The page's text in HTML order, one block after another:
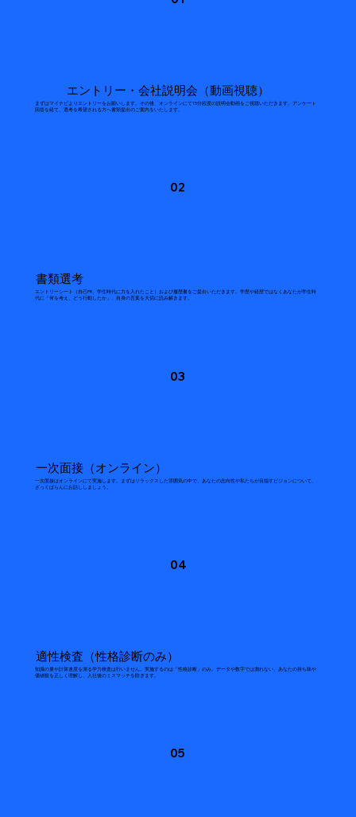
エントリー・会社説明会（動画視聴）
まずはマイナビよりエントリーをお願いします。その後、オンラインにて15分程度の説明会動画をご視聴いただきます。アンケート
回答を経て、選考を希望される方へ書類提出のご案内をいたします。
02
書類選考
エントリーシート（自己PR、学生時代に力を入れたこと）および履歴書をご提出いただきます。学歴や経歴ではなくあなたが学生時
代に「何を考え、どう行動したか」、自身の言葉を大切に読み解きます。
03
一次面接（オンライン）
一次面接はオンラインにて実施します。まずはリラックスした雰囲気の中で、あなたの志向性や私たちが目指すビジョンについて、
ざっくばらんにお話ししましょう。
04
適性検査（性格診断のみ）
知識の量や計算速度を測る学力検査は行いません。実施するのは「性格診断」のみ。データや数字では測れない、あなたの持ち味や
価値観を正しく理解し、入社後のミスマッチを防ぎます。
05